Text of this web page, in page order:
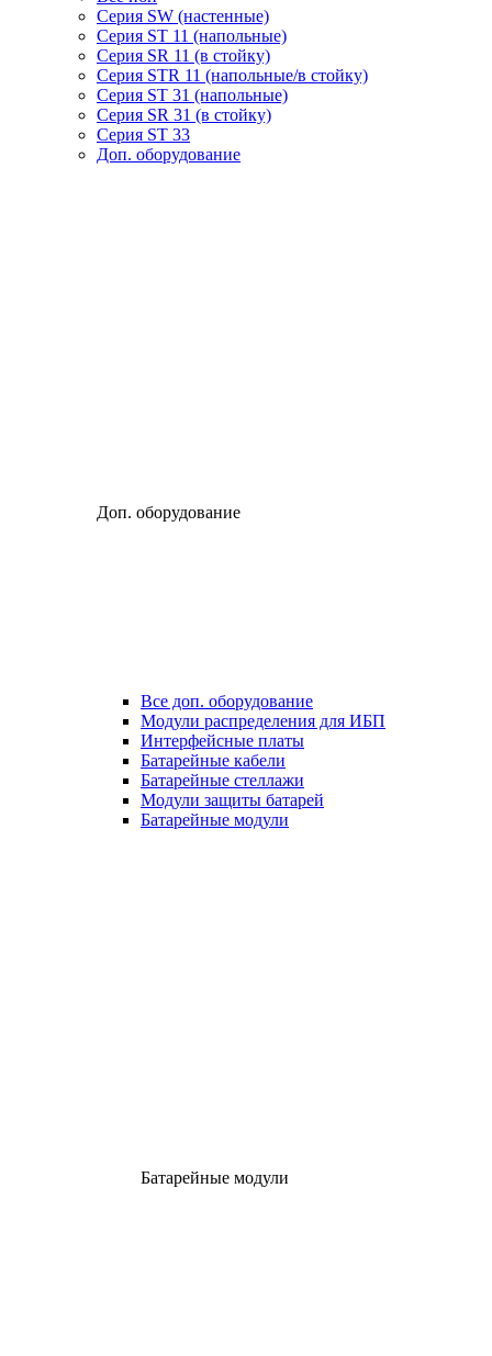
Серия SW (настенные)
Серия ST 11 (напольные)
Серия SR 11 (в стойку)
Серия STR 11 (напольные/в стойку)
Серия ST 31 (напольные)
Серия SR 31 (в стойку)
Серия ST 33
Доп. оборудование
Доп. оборудование
Все доп. оборудование
Модули распределения для ИБП
Интерфейсные платы
Батарейные кабели
Батарейные стеллажи
Модули защиты батарей
Батарейные модули
Батарейные модули